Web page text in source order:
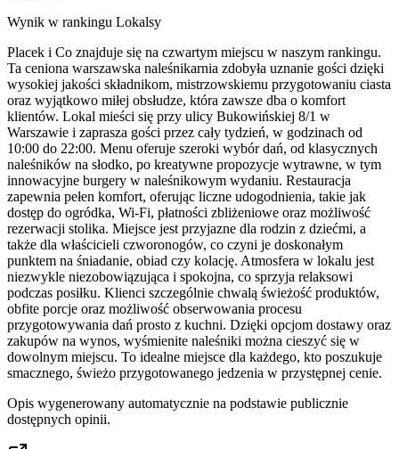
Wynik w rankingu Lokalsy
Placek i Co znajduje się na czwartym miejscu w naszym rankingu.
Ta ceniona warszawska naleśnikarnia zdobyła uznanie gości dzięki
wysokiej jakości składnikom, mistrzowskiemu przygotowaniu ciasta
oraz wyjątkowo miłej obsłudze, która zawsze dba o komfort
klientów. Lokal mieści się przy ulicy Bukowińskiej 8/1 w
Warszawie i zaprasza gości przez cały tydzień, w godzinach od
10:00 do 22:00. Menu oferuje szeroki wybór dań, od klasycznych
naleśników na słodko, po kreatywne propozycje wytrawne, w tym
innowacyjne burgery w naleśnikowym wydaniu. Restauracja
zapewnia pełen komfort, oferując liczne udogodnienia, takie jak
dostęp do ogródka, Wi-Fi, płatności zbliżeniowe oraz możliwość
rezerwacji stolika. Miejsce jest przyjazne dla rodzin z dziećmi, a
także dla właścicieli czworonogów, co czyni je doskonałym
punktem na śniadanie, obiad czy kolację. Atmosfera w lokalu jest
niezwykle niezobowiązująca i spokojna, co sprzyja relaksowi
podczas posiłku. Klienci szczególnie chwalą świeżość produktów,
obfite porcje oraz możliwość obserwowania procesu
przygotowywania dań prosto z kuchni. Dzięki opcjom dostawy oraz
zakupów na wynos, wyśmienite naleśniki można cieszyć się w
dowolnym miejscu. To idealne miejsce dla każdego, kto poszukuje
smacznego, świeżo przygotowanego jedzenia w przystępnej cenie.
Opis wygenerowany automatycznie na podstawie publicznie
dostępnych opinii.